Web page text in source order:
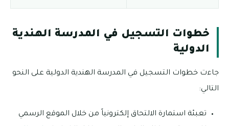
خطوات التسجيل في المدرسة الهندية
الدولية
جاءت خطوات التسجيل في المدرسة الهندية الدولية على النحو
التالي:
تعبئة استمارة الالتحاق إلكترونياً من خلال الموقع الرسمي